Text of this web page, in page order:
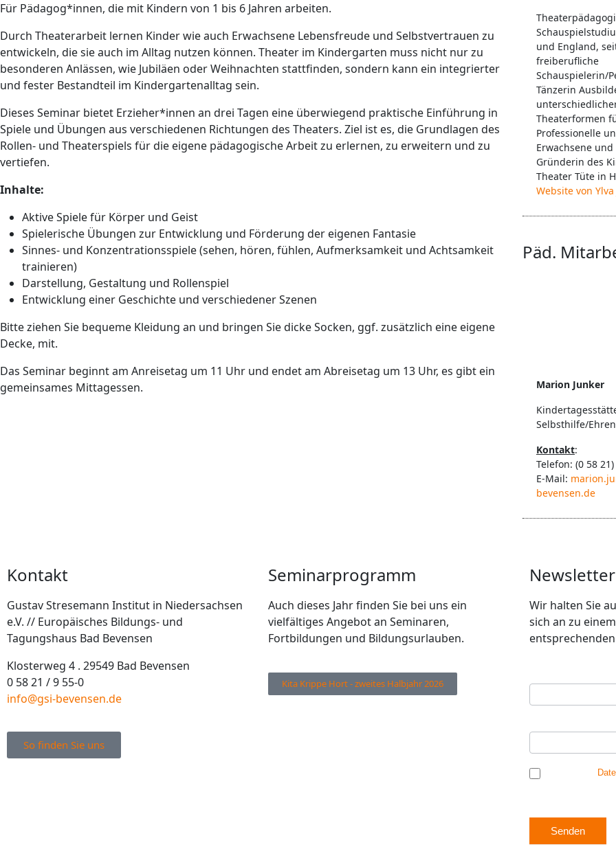
Für Pädagog*innen, die mit Kindern von 1 bis 6 Jahren arbeiten.
Durch Theaterarbeit lernen Kinder wie auch Erwachsene Lebensfreude und Selbstvertrauen zu
entwickeln, die sie auch im Alltag nutzen können. Theater im Kindergarten muss nicht nur zu
besonderen Anlässen, wie Jubiläen oder Weihnachten stattfinden, sondern kann ein integrierter
und fester Bestandteil im Kindergartenalltag sein.
Dieses Seminar bietet Erzieher*innen an drei Tagen eine überwiegend praktische Einführung in
Spiele und Übungen aus verschiedenen Richtungen des Theaters. Ziel ist es, die Grundlagen des
Rollen- und Theaterspiels für die eigene pädagogische Arbeit zu erlernen, zu erweitern und zu
vertiefen.
Inhalte:
Aktive Spiele für Körper und Geist
Spielerische Übungen zur Entwicklung und Förderung der eigenen Fantasie
Sinnes- und Konzentrationsspiele (sehen, hören, fühlen, Aufmerksamkeit und Achtsamkeit
trainieren)
Darstellung, Gestaltung und Rollenspiel
Entwicklung einer Geschichte und verschiedener Szenen
Bitte ziehen Sie bequeme Kleidung an und bringen Sie dicke Socken, ggf. zusätzlich eine eigene
Decke, mit.
Das Seminar beginnt am Anreisetag um 11 Uhr und endet am Abreisetag um 13 Uhr, es gibt ein
gemeinsames Mittagessen.
und England,
freiberufliche
Schauspielerin/
Tänzerin
Theaterformen
Professionelle
Erwachsene
Gründerin des
Theater Tüte in
Website von
Päd.
Marion Junker
Selbsthilfe/
Kontakt:
Telefon: (0 58
E-Mail:
bevensen.de
Kontakt
Gustav Stresemann Institut in Niedersachsen
e.V. // Europäisches Bildungs- und
Tagungshaus Bad Bevensen
Klosterweg 4 . 29549 Bad Bevensen
0 58 21 / 9 55-0
info@gsi-bevensen.de
So finden Sie uns
Seminarprogramm
Auch dieses Jahr finden Sie bei uns ein
vielfältiges Angebot an Seminaren,
Fortbildungen und Bildungsurlauben.
Kita Krippe Hort - zweites Halbjahr 2026
Newsletter
Wir halten Sie
sich an zu
Newsletter
Anmeldung
Senden